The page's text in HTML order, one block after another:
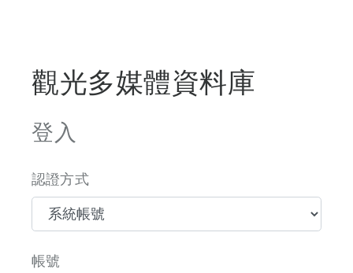
觀光多媒體資料庫
登入
認證方式
帳號